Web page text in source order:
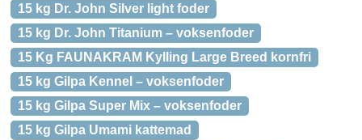
15 kg Dr. John Silver light foder
15 kg Dr. John Titanium – voksenfoder
15 Kg FAUNAKRAM Kylling Large Breed kornfri
15 kg Gilpa Kennel – voksenfoder
15 kg Gilpa Super Mix – voksenfoder
15 kg Gilpa Umami kattemad